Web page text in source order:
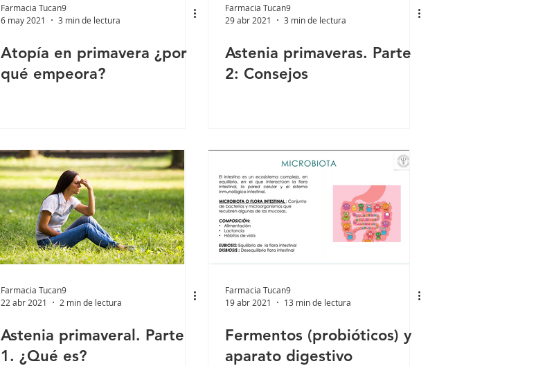
Farmacia Tucan9
6 may 2021
3 min de lectura
Atopía en primavera ¿por
qué empeora?
Farmacia Tucan9
29 abr 2021
3 min de lectura
Astenia primaveras. Parte
2: Consejos
Farmacia Tucan9
22 abr 2021
2 min de lectura
Astenia primaveral. Parte
1. ¿Qué es?
Farmacia Tucan9
19 abr 2021
13 min de lectura
Fermentos (probióticos) y
aparato digestivo